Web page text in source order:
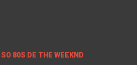
80S DE THE WEEKND